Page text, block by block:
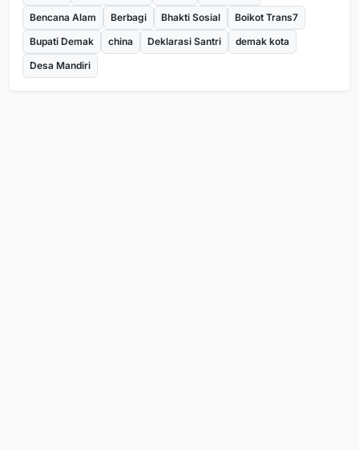
Bencana Alam
Berbagi Bhakti Sosial
Boikot Trans7
Bupati Demak
china Deklarasi Santri
demak kota
Desa Mandiri